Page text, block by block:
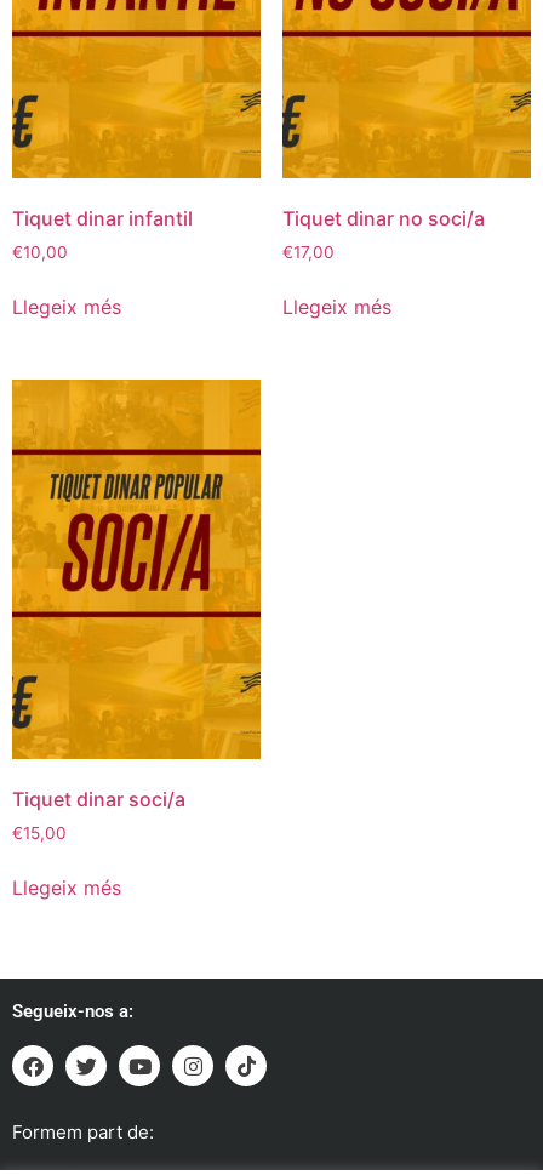
Tiquet dinar infantil
€10,00
Llegeix més
Tiquet dinar no soci/a
€17,00
Llegeix més
Tiquet dinar soci/a
€15,00
Llegeix més
Segueix-nos a:
Formem part de: